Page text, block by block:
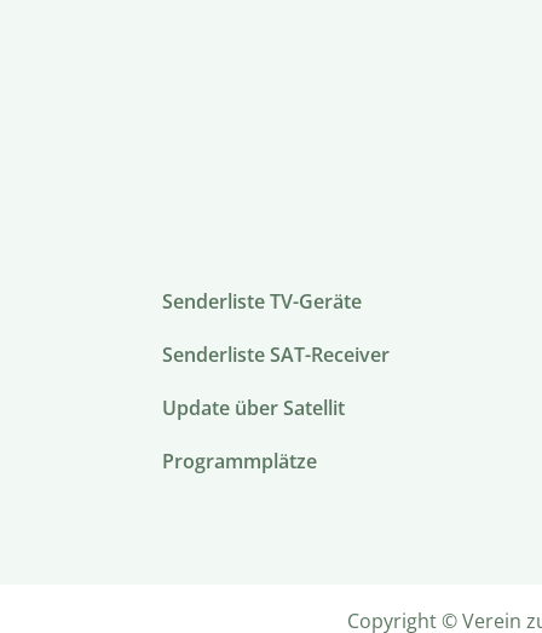
Senderliste TV-Geräte
Senderliste SAT-Receiver
Update über Satellit
Programmplätze
Copyright © Verein